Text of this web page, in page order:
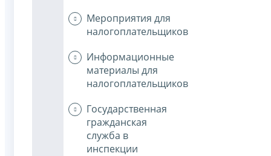
Мероприятия для
налогоплательщиков
Информационные
материалы для
налогоплательщиков
Государственная
гражданская
служба в
инспекции